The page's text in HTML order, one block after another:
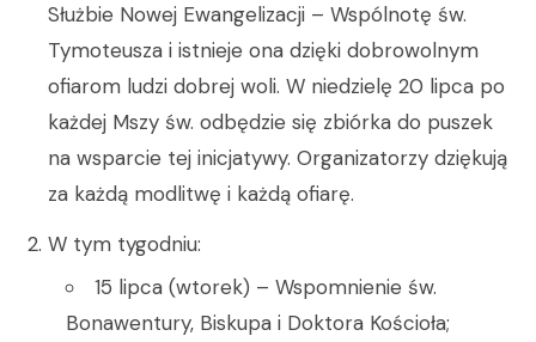
Służbie Nowej Ewangelizacji – Wspólnotę św.
Tymoteusza i istnieje ona dzięki dobrowolnym
ofiarom ludzi dobrej woli. W niedzielę 20 lipca po
każdej Mszy św. odbędzie się zbiórka do puszek
na wsparcie tej inicjatywy. Organizatorzy dziękują
za każdą modlitwę i każdą ofiarę.
W tym tygodniu:
15 lipca (wtorek) – Wspomnienie św.
Bonawentury, Biskupa i Doktora Kościoła;